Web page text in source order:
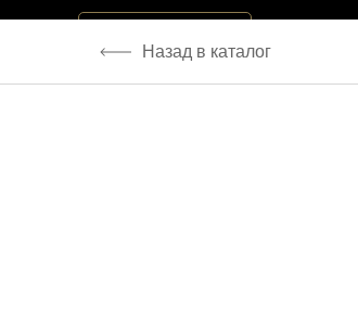
Назад в каталог